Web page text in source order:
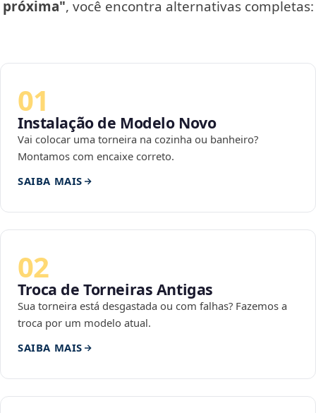
próxima", você encontra alternativas completas:
01
Instalação de Modelo Novo
Vai colocar uma torneira na cozinha ou banheiro?
Montamos com encaixe correto.
SAIBA MAIS
02
Troca de Torneiras Antigas
Sua torneira está desgastada ou com falhas? Fazemos a
troca por um modelo atual.
SAIBA MAIS